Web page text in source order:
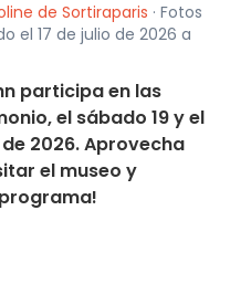
de Sortiraparis · Fotos
el 17 de julio de 2026 a
participa en las
el sábado 19 y el
2026. Aprovecha
el museo y